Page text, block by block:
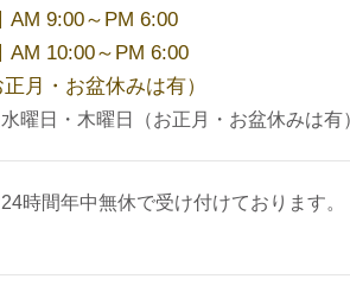
AM 9:00～PM 6:00
10:00～PM 6:00
月・お盆休みは有）
曜日・木曜日（お正月・お盆休みは有
時間年中無休で受け付けております。